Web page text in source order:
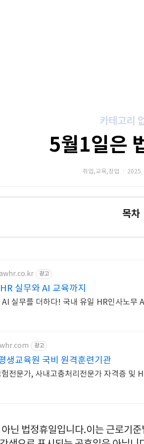
카테고리
5월1일은
취업,교육,창업 2025.
목차
광고
실무와 AI 교육까지
실무를 더하다! 국내 유일 HR인사노무
광고
생교육원 국비 원격훈련기관
전문가, 사내고충처리전문가 자격증 및
닌 법정휴일입니다.이는 근로기